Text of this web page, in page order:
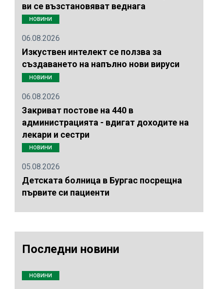
ви се възстановяват веднага
НОВИНИ
06.08.2026
Изкуствен интелект се ползва за
създаването на напълно нови вируси
НОВИНИ
06.08.2026
Закриват постове на 440 в
администрацията - вдигат доходите на
лекари и сестри
НОВИНИ
05.08.2026
Детската болница в Бургас посрещна
първите си пациенти
Последни новини
НОВИНИ